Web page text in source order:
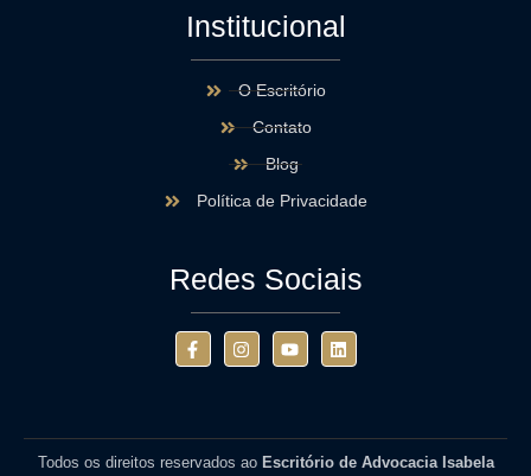
Institucional
O Escritório
Contato
Blog
Política de Privacidade
Redes Sociais
Todos os direitos reservados ao Escritório de Advocacia Isabela